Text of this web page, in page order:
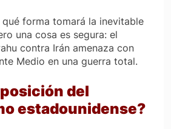
forma tomará la inevitable
una cosa es segura: el
contra Irán amenaza con
Medio en una guerra total.
del
estadounidense?